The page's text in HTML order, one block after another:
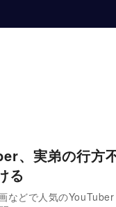
、実弟の行
る
などで人気の